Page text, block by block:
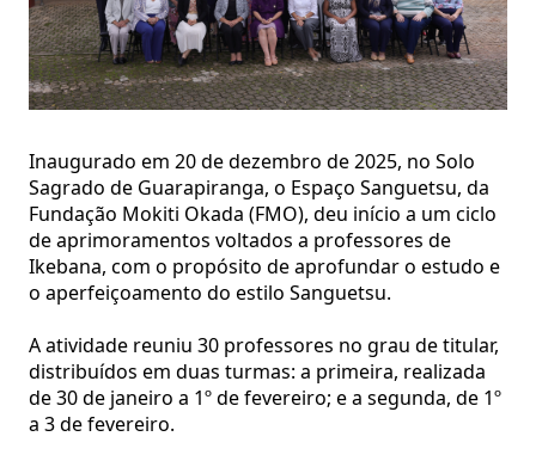
Inaugurado em 20 de dezembro de 2025, no Solo
Sagrado de Guarapiranga, o Espaço Sanguetsu, da
Fundação Mokiti Okada (FMO), deu início a um ciclo
de aprimoramentos voltados a professores de
Ikebana, com o propósito de aprofundar o estudo e
o aperfeiçoamento do estilo Sanguetsu.
A atividade reuniu 30 professores no grau de titular,
distribuídos em duas turmas: a primeira, realizada
de 30 de janeiro a 1º de fevereiro; e a segunda, de 1º
a 3 de fevereiro.